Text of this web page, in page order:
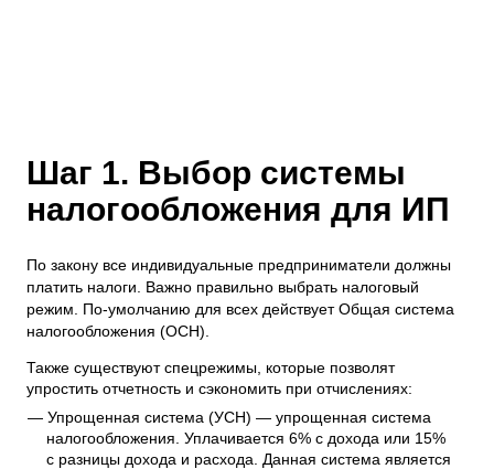
Шаг 1. Выбор системы
налогообложения для ИП
По закону все индивидуальные предприниматели должны
платить налоги. Важно правильно выбрать налоговый
режим. По-умолчанию для всех действует Общая система
налогообложения (ОСН).
Также существуют спецрежимы, которые позволят
упростить отчетность и сэкономить при отчислениях:
Упрощенная система (УСН) — упрощенная система
налогообложения. Уплачивается 6% с дохода или 15%
с разницы дохода и расхода. Данная система является